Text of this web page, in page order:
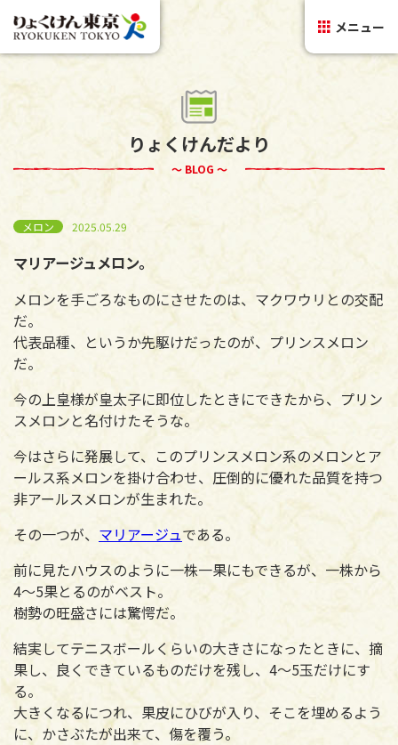
メニュー
りょくけんだより
～ BLOG ～
メロン 2025.05.29
マリアージュメロン。
メロンを手ごろなものにさせたのは、マクワウリとの交配
だ。
代表品種、というか先駆けだったのが、プリンスメロン
だ。
今の上皇様が皇太子に即位したときにできたから、プリン
スメロンと名付けたそうな。
今はさらに発展して、このプリンスメロン系のメロンとア
ールス系メロンを掛け合わせ、圧倒的に優れた品質を持つ
非アールスメロンが生まれた。
その一つが、 マリアージュである。
前に見たハウスのように一株一果にもできるが、一株から
4～5果とるのがベスト。
樹勢の旺盛さには驚愕だ。
結実してテニスボールくらいの大きさになったときに、摘
果し、良くできているものだけを残し、4～5玉だけにす
る。
大きくなるにつれ、果皮にひびが入り、そこを埋めるよう
に、かさぶたが出来て、傷を覆う。